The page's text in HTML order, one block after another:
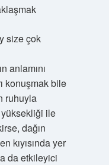
size çok
anlamını
konuşmak bile
ruhuyla
yüksekliği ile
dağın
kıyısında yer
da etkileyici